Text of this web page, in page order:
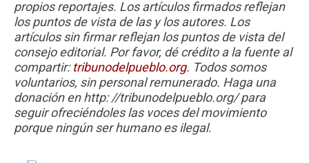
propios reportajes. Los artículos firmados reflejan
los puntos de vista de las y los autores. Los
artículos sin firmar reflejan los puntos de vista del
consejo editorial. Por favor, dé crédito a la fuente al
compartir:tribunodelpueblo.org. Todos somos
voluntarios, sin personal remunerado. Haga una
donación en http: //tribunodelpueblo.org/ para
seguir ofreciéndoles las voces del movimiento
porque ningún ser humano es ilegal.